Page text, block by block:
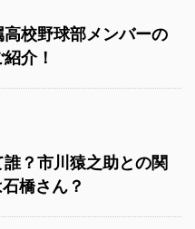
校野球部メンバーの
介！
？市川猿之助との関
橋さん？